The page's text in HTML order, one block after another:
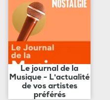
Le journal de la
Musique - L'actualité
de vos artistes
préférés